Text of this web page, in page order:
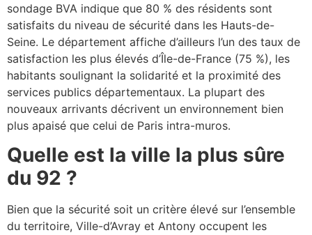
sondage BVA indique que 80 % des résidents sont
satisfaits du niveau de sécurité dans les Hauts-de-
Seine. Le département affiche d’ailleurs l’un des taux de
satisfaction les plus élevés d’Île-de-France (75 %), les
habitants soulignant la solidarité et la proximité des
services publics départementaux. La plupart des
nouveaux arrivants décrivent un environnement bien
plus apaisé que celui de Paris intra-muros.
Quelle est la ville la plus sûre
du 92 ?
Bien que la sécurité soit un critère élevé sur l’ensemble
du territoire, Ville-d’Avray et Antony occupent les